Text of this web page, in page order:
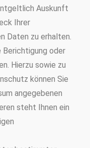
Auskunft
Ihrer
Daten zu erhalten.
Berichtigung oder
Hierzu sowie zu
können Sie
angegebenen
steht Ihnen ein